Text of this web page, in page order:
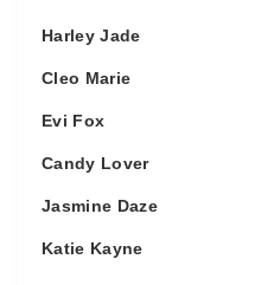
Harley Jade
Cleo Marie
Evi Fox
Candy Lover
Jasmine Daze
Katie Kayne